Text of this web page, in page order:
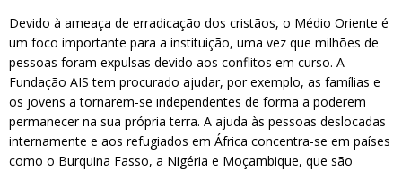
Devido à ameaça de erradicação dos cristãos, o Médio Oriente é
um foco importante para a instituição, uma vez que milhões de
pessoas foram expulsas devido aos conflitos em curso. A
Fundação AIS tem procurado ajudar, por exemplo, as famílias e
os jovens a tornarem-se independentes de forma a poderem
permanecer na sua própria terra. A ajuda às pessoas deslocadas
internamente e aos refugiados em África concentra-se em países
como o Burquina Fasso, a Nigéria e Moçambique, que são